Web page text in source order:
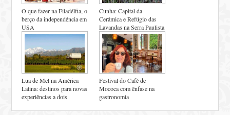
O que fazer na Filadélfia, o
berço da independência em
USA
Cunha: Capital da
Cerâmica e Refúgio das
Lavandas na Serra Paulista
Lua de Mel na América
Latina: destinos para novas
experiências a dois
Festival do Café de
Mococa com ênfase na
gastronomia